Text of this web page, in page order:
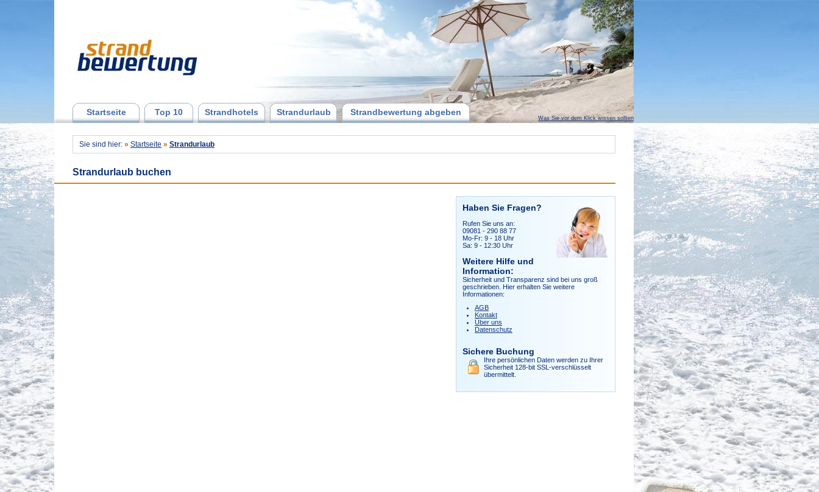
Startseite Top 10 Strandhotels Strandurlaub Strandbewertung abgeben
Was Sie vor dem Klick wissen sollten
Sie sind hier: » Startseite » Strandurlaub
Strandurlaub buchen
Haben Sie Fragen?
Rufen Sie uns an:
09081 - 290 88 77
Mo-Fr: 9 - 18 Uhr
Sa: 9 - 12:30 Uhr
Weitere Hilfe und
Information:
Sicherheit und Transparenz sind bei uns groß
geschrieben. Hier erhalten Sie weitere
Informationen:
AGB
Kontakt
Über uns
Datenschutz
Sichere Buchung
Ihre persönlichen Daten werden zu Ihrer
Sicherheit 128-bit SSL-verschlüsselt
übermittelt.